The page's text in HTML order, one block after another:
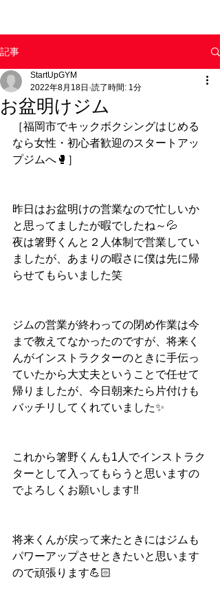
記事
お盆明けジム
StartUpGYM
2022年8月18日 読了時間: 1分
［福岡市でキックボクシングはじめる
なら女性・初心者歓迎のスタートアッ
プジムへ🥊］
昨日はお盆明けの営業なので忙しいか
と思ってましたが暇でしたね～💦
夜は箸野くんと２人体制で営業してい
ましたが、あまりの暇さに僕は先に帰
らせてもらいました笑
ジムの営業が終わっての閉め作業は今
まで教えてなかったのですが、将来く
んがインストラクターのときに手伝っ
ていたから大丈夫ということで任せて
帰りましたが、今日朝来たら片付けも
バッチリしてくれていました✨
これから箸野くんも1人でインストラク
ターとして入ってもらうと思いますの
でよろしくお願いします‼️
将来くんが戻って来たときにはジムも
パワーアップさせときたいと思います
ので頑張ります💪🏻